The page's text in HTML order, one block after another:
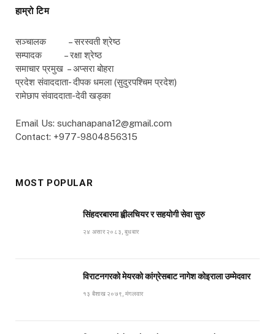
हाम्रो टिम
सञ्चालक – सरस्वती श्रेष्ठ
सम्पादक – रक्षा श्रेष्ठ
समाचार प्रमुख – अप्सरा बोहरा
प्रदेश संवाददाता- दीपक धमला (सुदुरपश्चिम प्रदेश)
रामेछाप संवाददाता-देवी खड्का
Email Us: suchanapana12@gmail.com
Contact: +977-9804856315
MOST POPULAR
सिंहदरबारमा ह्वीलचियर र सहयोगी सेवा सुरु
२४ असार २०८३, बुधबार
विराटनगरको मेयरको कांग्रेसबाट नागेश कोइराला उम्मेदवार
१३ बैशाख २०७९, मंगलवार